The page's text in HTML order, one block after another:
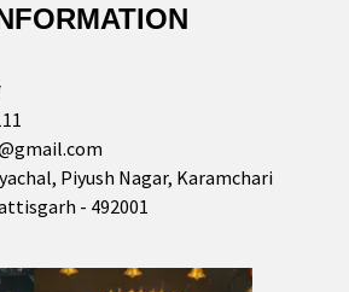
Piyush Nagar, Karamchari
- 492001